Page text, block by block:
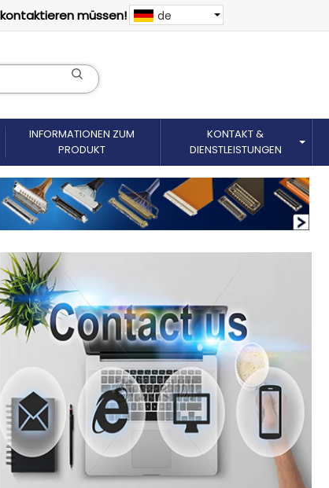
müssen! de
INFORMATIONEN ZUM
PRODUKT
KONTAKT &
DIENSTLEISTUNGEN